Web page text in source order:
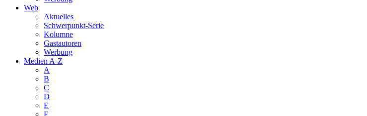
Web
Aktuelles
Schwerpunkt-Serie
Kolumne
Gastautoren
Werbung
Medien A-Z
A
B
C
D
E
F